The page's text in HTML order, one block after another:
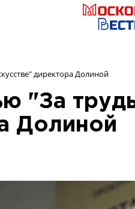
директора Долиной
"За
Долиной